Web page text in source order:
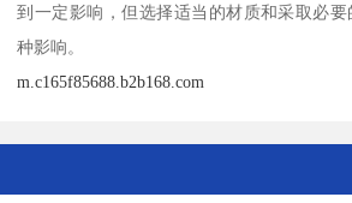
到一定影响，但选择适当的材质和采取必
种影响。
m.c165f85688.b2b168.com